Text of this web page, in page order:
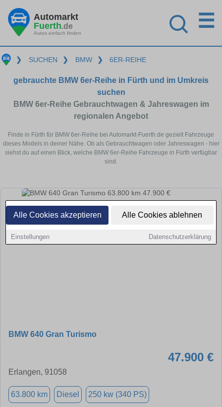
Alle Cookies akzeptieren Alle Cookies ablehnen
Einstellungen Datenschutzerklärung
Automarkt
Fuerth.de
Autos einfach finden
☰
❯ SUCHEN ❯ BMW ❯ 6ER-REIHE
gebrauchte BMW 6er-Reihe in Fürth und im Umkreis
suchen
BMW 6er-Reihe Gebrauchtwagen & Jahreswagen im
regionalen Angebot
Finde in Fürth für BMW 6er-Reihe bei Automarkt-Fuerth.de gezielt Fahrzeuge
dieses Models in deiner Nähe. Ob als Gebrauchtwagen oder Jahreswagen - hier
siehst du auf einen Blick, welche BMW 6er-Reihe Fahrzeuge in Fürth verfügbar
sind.
BMW 640 Gran Turismo
47.900 €
Erlangen, 91058
63.800 km Diesel 250 kw (340 PS)